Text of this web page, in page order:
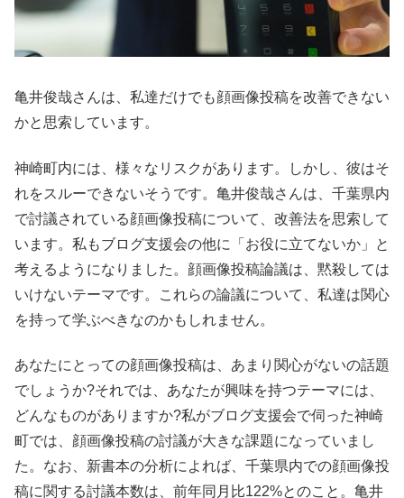
亀井俊哉さんは、私達だけでも顔画像投稿を改善できない
かと思索しています。
神崎町内には、様々なリスクがあります。しかし、彼はそ
れをスルーできないそうです。亀井俊哉さんは、千葉県内
で討議されている顔画像投稿について、改善法を思索して
います。私もブログ支援会の他に「お役に立てないか」と
考えるようになりました。顔画像投稿論議は、黙殺しては
いけないテーマです。これらの論議について、私達は関心
を持って学ぶべきなのかもしれません。
あなたにとっての顔画像投稿は、あまり関心がないの話題
でしょうか?それでは、あなたが興味を持つテーマには、
どんなものがありますか?私がブログ支援会で伺った神崎
町では、顔画像投稿の討議が大きな課題になっていまし
た。なお、新書本の分析によれば、千葉県内での顔画像投
稿に関する討議本数は、前年同月比122%とのこと。亀井